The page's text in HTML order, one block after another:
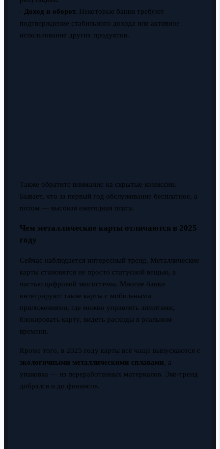
- Доход и оборот. Некоторые банки требуют
подтверждение стабильного дохода или активное
использование других продуктов.
Также обратите внимание на скрытые комиссии.
Бывает, что за первый год обслуживание бесплатное, а
потом — высокая ежегодная плата.
Чем металлические карты отличаются в 2025
году
Сейчас наблюдается интересный тренд. Металлические
карты становятся не просто статусной вещью, а
частью цифровой экосистемы. Многие банки
интегрируют такие карты с мобильными
приложениями, где можно управлять лимитами,
блокировать карту, видеть расходы в реальном
времени.
Кроме того, в 2025 году карты всё чаще выпускаются с
экологичными металлическими сплавами, а
упаковка — из переработанных материалов. Эко-тренд
добрался и до финансов.